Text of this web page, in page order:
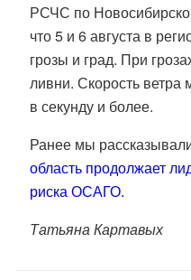
РСЧС по
что 5 и 6 августа в
грозы и град. При
ливни. Скорость ветра
в секунду и более.
Ранее мы
область продолжает
риска ОСАГО.
Татьяна Картавых